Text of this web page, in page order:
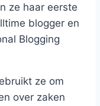
ze haar eerste
blogger en
Blogging
ze om
over zaken